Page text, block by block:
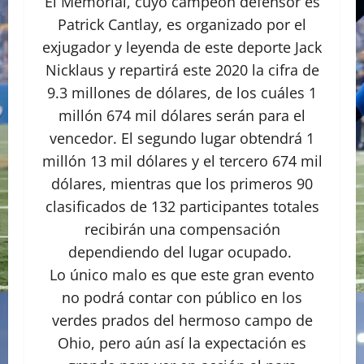
Patrick Cantlay, es organizado por el
exjugador y leyenda de este deporte Jack
Nicklaus y repartirá este 2020 la cifra de
9.3 millones de dólares, de los cuáles 1
millón 674 mil dólares serán para el
vencedor. El segundo lugar obtendrá 1
millón 13 mil dólares y el tercero 674 mil
dólares, mientras que los primeros 90
clasificados de 132 participantes totales
recibirán una compensación
dependiendo del lugar ocupado.
Lo único malo es que este gran evento
no podrá contar con público en los
verdes prados del hermoso campo de
Ohio, pero aún así la expectación es